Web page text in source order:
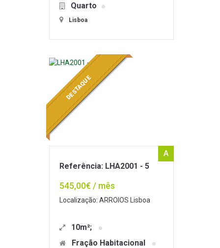
Quarto
Lisboa
DESTAQUE
A
Referência: LHA2001 - 5
545,00€ / mês
Localização: ARROIOS Lisboa
10m²;
Fração Habitacional